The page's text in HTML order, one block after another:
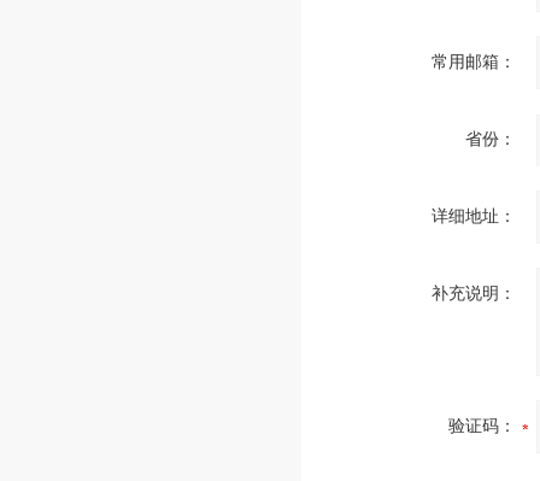
常用邮箱：
省份：
详细地址：
补充说明：
验证码：